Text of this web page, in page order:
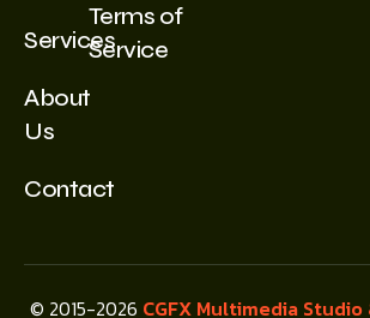
Services
About
Us
Contact
Terms of
Service
© 2015-2026 CGFX Multimedia